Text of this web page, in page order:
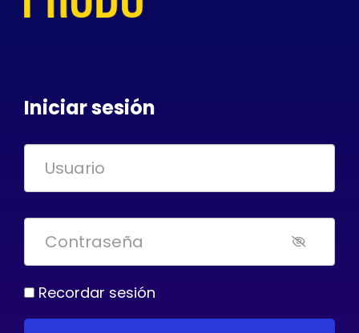
Iniciar sesión
Recordar sesión